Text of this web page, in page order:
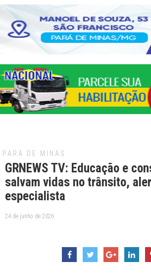
PARÁ DE MINAS
GRNEWS TV: Educação e
salvam vidas no trânsito,
especialista
24 de junho de 2026